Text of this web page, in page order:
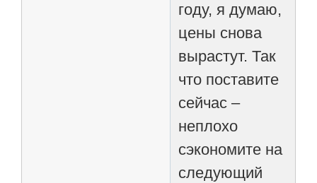
году, я думаю,
цены снова
вырастут. Так
что поставите
сейчас –
неплохо
сэкономите на
следующий